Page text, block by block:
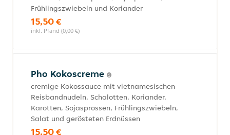
Frühlingszwiebeln und Koriander
15,50 €
inkl. Pfand (0,00 €)
Pho Kokoscreme
cremige Kokossauce mit vietnamesischen
Reisbandnudeln, Schalotten, Koriander,
Karotten, Sojasprossen, Frühlingszwiebeln,
Salat und gerösteten Erdnüssen
15,50 €